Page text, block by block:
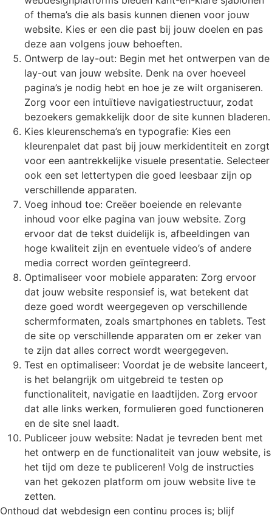
of thema’s die als basis kunnen dienen voor jouw
website. Kies er een die past bij jouw doelen en pas
deze aan volgens jouw behoeften.
Ontwerp de lay-out: Begin met het ontwerpen van de
lay-out van jouw website. Denk na over hoeveel
pagina’s je nodig hebt en hoe je ze wilt organiseren.
Zorg voor een intuïtieve navigatiestructuur, zodat
bezoekers gemakkelijk door de site kunnen bladeren.
Kies kleurenschema’s en typografie: Kies een
kleurenpalet dat past bij jouw merkidentiteit en zorgt
voor een aantrekkelijke visuele presentatie. Selecteer
ook een set lettertypen die goed leesbaar zijn op
verschillende apparaten.
Voeg inhoud toe: Creëer boeiende en relevante
inhoud voor elke pagina van jouw website. Zorg
ervoor dat de tekst duidelijk is, afbeeldingen van
hoge kwaliteit zijn en eventuele video’s of andere
media correct worden geïntegreerd.
Optimaliseer voor mobiele apparaten: Zorg ervoor
dat jouw website responsief is, wat betekent dat
deze goed wordt weergegeven op verschillende
schermformaten, zoals smartphones en tablets. Test
de site op verschillende apparaten om er zeker van
te zijn dat alles correct wordt weergegeven.
Test en optimaliseer: Voordat je de website lanceert,
is het belangrijk om uitgebreid te testen op
functionaliteit, navigatie en laadtijden. Zorg ervoor
dat alle links werken, formulieren goed functioneren
en de site snel laadt.
Publiceer jouw website: Nadat je tevreden bent met
het ontwerp en de functionaliteit van jouw website, is
het tijd om deze te publiceren! Volg de instructies
van het gekozen platform om jouw website live te
zetten.
Onthoud dat webdesign een continu proces is; blijf